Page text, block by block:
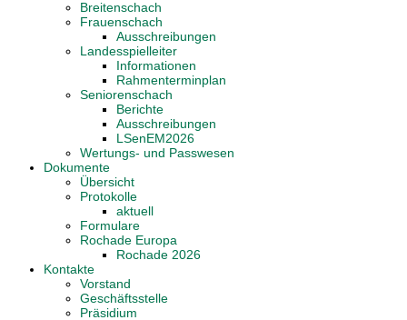
Breitenschach
Frauenschach
Ausschreibungen
Landesspielleiter
Informationen
Rahmenterminplan
Seniorenschach
Berichte
Ausschreibungen
LSenEM2026
Wertungs- und Passwesen
Dokumente
Übersicht
Protokolle
aktuell
Formulare
Rochade Europa
Rochade 2026
Kontakte
Vorstand
Geschäftsstelle
Präsidium